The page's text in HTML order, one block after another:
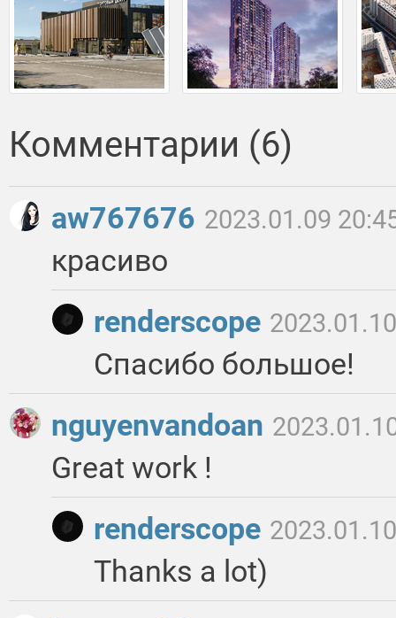
Комментарии (6)
aw767676 2023.01.09
красиво
renderscope
Спасибо большое!
nguyenvandoan
Great work !
renderscope
Thanks a lot)